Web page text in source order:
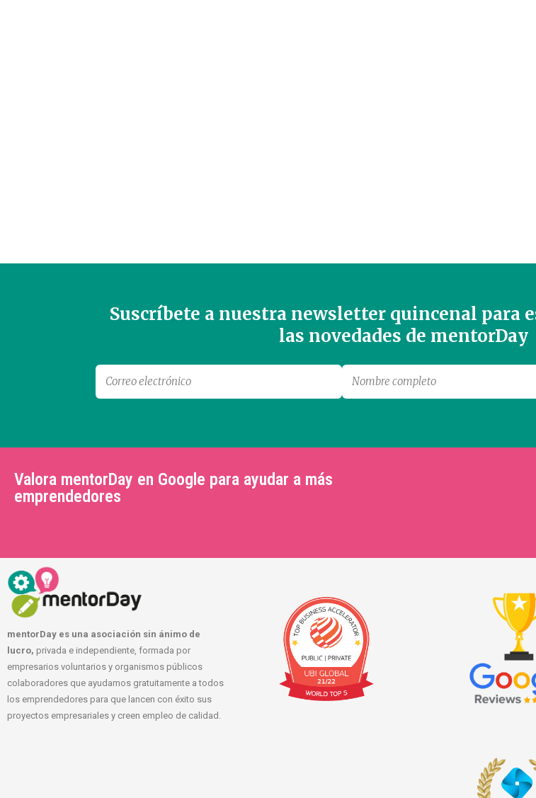
Suscríbete a nuestra newsletter quincenal para
las novedades de mentorDay
Valora mentorDay en Google para ayudar a más
emprendedores
mentorDay es una asociación sin ánimo de
lucro, privada e independiente, formada por
empresarios voluntarios y organismos públicos
colaboradores que ayudamos gratuitamente a todos
los emprendedores para que lancen con éxito sus
proyectos empresariales y creen empleo de calidad.